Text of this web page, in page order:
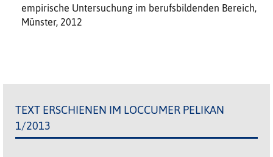
empirische Untersuchung im berufsbildenden Bereich,
Münster, 2012
TEXT ERSCHIENEN IM LOCCUMER PELIKAN
1/2013